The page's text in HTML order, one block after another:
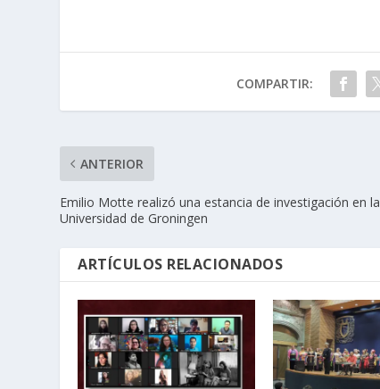
COMPARTIR:
ANTERIOR
Emilio Motte realizó una estancia de investigación en la
Universidad de Groningen
ARTÍCULOS RELACIONADOS